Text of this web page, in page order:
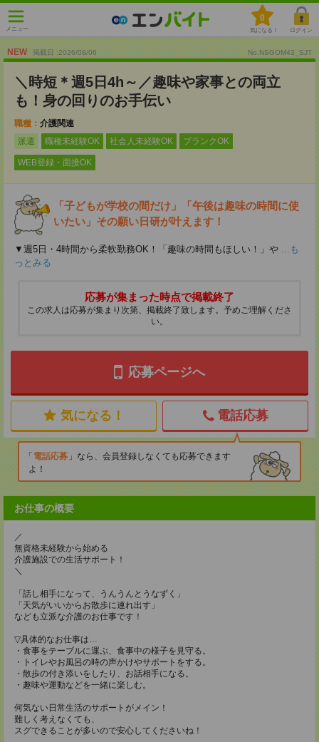
メニュー
0
気になる！ ログイン
NEW 掲載日 :2026/08/06 No.NSGOM43_SJT
＼時短＊週5日4h～／趣味や家事との両立
も！身の回りのお手伝い
職種： 介護関連
派遣
職種未経験OK 社会人未経験OK ブランクOK
WEB登録・面接OK
「子どもが学校の間だけ」「午後は趣味の時間に使
いたい」その願い日研が叶えます！
▼週5日・4時間から柔軟勤務OK！「趣味の時間もほしい！」や ...も
っとみる
応募が集まった時点で掲載終了
この求人は応募が集まり次第、掲載終了致します。予めご理解くださ
い。
応募ページへ
気になる！ 電話応募
電話応募
なら、会員登録しなくても応募できます
よ！
お仕事の概要
／
無資格未経験から始める
介護施設での生活サポート！
＼
「話し相手になって、うんうんとうなずく」
「天気がいいからお散歩に連れ出す」
なども立派な介護のお仕事です！
▽具体的なお仕事は…
・食事をテーブルに運ぶ、食事中の様子を見守る。
・トイレやお風呂の時の声かけやサポートをする。
・散歩の付き添いをしたり、お話相手になる。
・趣味や運動などを一緒に楽しむ。
何気ない日常生活のサポートがメイン！
難しく考えなくても、
スグできることが多いので安心してくださいね！